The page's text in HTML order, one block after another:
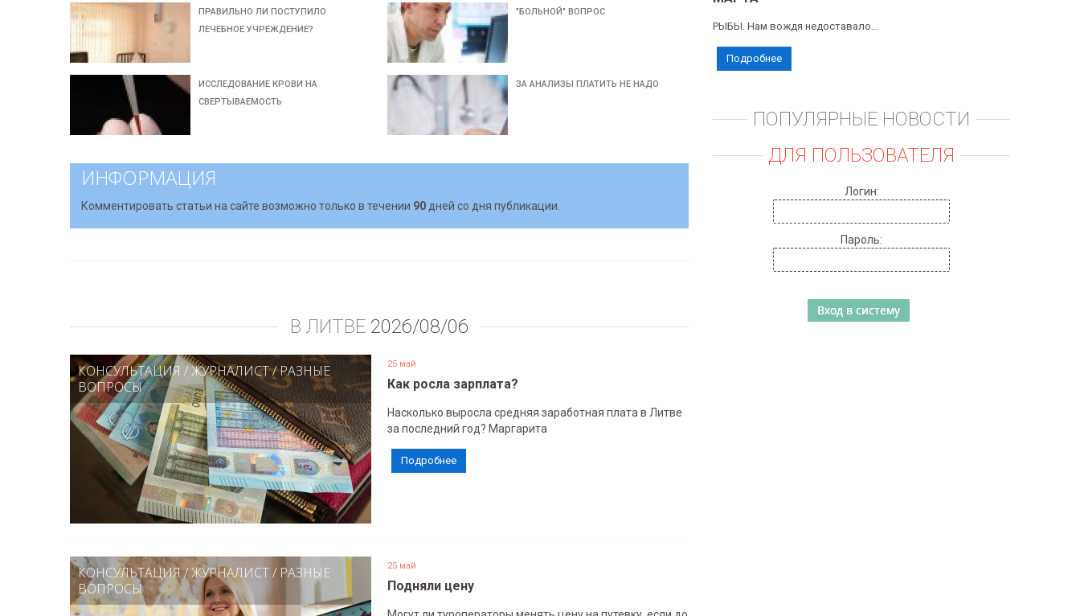
ПРАВИЛЬНО ЛИ ПОСТУПИЛО
ЛЕЧЕБНОЕ УЧРЕЖДЕНИЕ?
"БОЛЬНОЙ" ВОПРОС
ИССЛЕДОВАНИЕ КРОВИ НА
СВЕРТЫВАЕМОСТЬ
ЗА АНАЛИЗЫ ПЛАТИТЬ НЕ НАДО
ИНФОРМАЦИЯ
Комментировать статьи на сайте возможно только в течении 90 дней со дня публикации.
В ЛИТВЕ 2026/08/06
КОНСУЛЬТАЦИЯ /ЖУРНАЛИСТ/РАЗНЫЕ
ВОПРОСЫ
25 май
Как росла зарплата?
Насколько выросла средняя заработная плата в Литве
за последний год? Маргарита
Подробнее
КОНСУЛЬТАЦИЯ/ЖУРНАЛИСТ/ РАЗНЫЕ
ВОПРОСЫ
25 май
Подняли цену
РЫБЫ. Нам вождя недоставало...
Подробнее
ПОПУЛЯРНЫЕ НОВОСТИ
ДЛЯ ПОЛЬЗОВАТЕЛЯ
Логин:
Пароль: